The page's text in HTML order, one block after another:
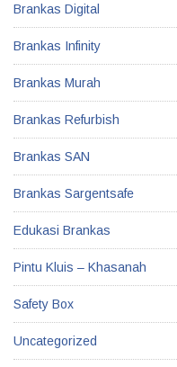
Brankas Digital
Brankas Infinity
Brankas Murah
Brankas Refurbish
Brankas SAN
Brankas Sargentsafe
Edukasi Brankas
Pintu Kluis – Khasanah
Safety Box
Uncategorized